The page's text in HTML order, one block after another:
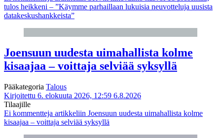
tulos heikkeni – ”Käymme parhaillaan lukuisia neuvotteluja uusista
datakeskushankkeista”
Joensuun uudesta uimahallista kolme
kisaajaa – voittaja selviää syksyllä
Pääkategoria Talous
Kirjoitettu 6. elokuuta 2026, 12:59 6.8.2026
Tilaajille
Ei kommentteja artikkeliin Joensuun uudesta uimahallista kolme
kisaajaa – voittaja selviää syksyllä